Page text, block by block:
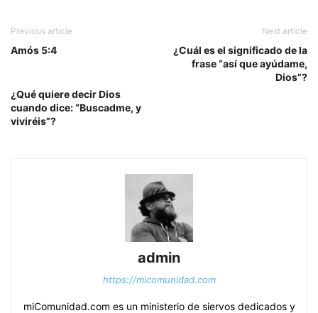
Previous article
Amós 5:4
¿Qué quiere decir Dios
cuando dice: “Buscadme, y
viviréis”?
Next article
¿Cuál es el significado de la
frase “así que ayúdame,
Dios”?
admin
https://micomunidad.com
miComunidad.com es un ministerio de siervos dedicados y